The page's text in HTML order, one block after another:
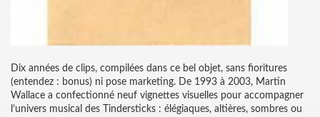
Dix années de clips, compilées dans ce bel objet, sans fioritures
(entendez : bonus) ni pose marketing. De 1993 à 2003, Martin
Wallace a confectionné neuf vignettes visuelles pour accompagner
l’univers musical des Tindersticks : élégiaques, altières, sombres ou